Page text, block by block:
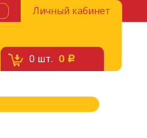
Личный кабинет
0 шт. 0 c